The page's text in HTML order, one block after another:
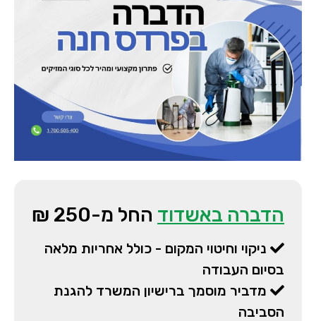
הדברה באשדוד החל מ-250 ₪
ניקוי וחיטוי המקום - כולל אחריות מלאה
בסיום העבודה
מדביר מוסמך ברישיון המשרד להגנת
הסביבה